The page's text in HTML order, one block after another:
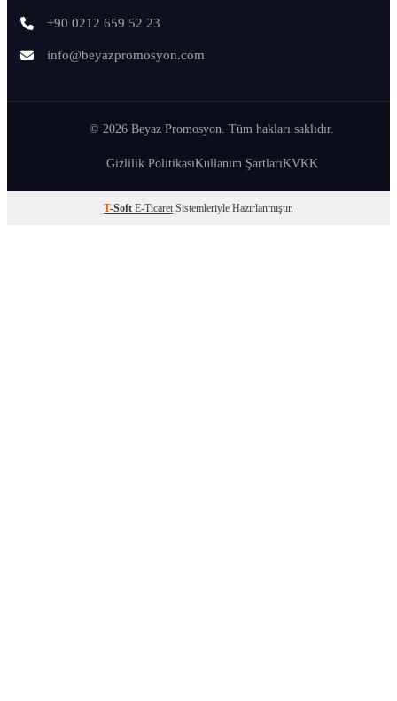
+90 0212 659 52 23
info@beyazpromosyon.com
© 2026 Beyaz Promosyon. Tüm hakları saklıdır.
Gizlilik PolitikasıKullanım ŞartlarıKVKK
T-Soft E-Ticaret Sistemleriyle Hazırlanmıştır.